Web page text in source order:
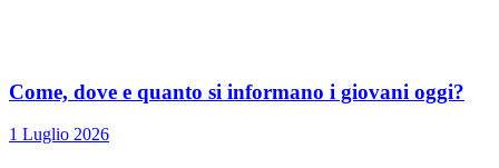
Come, dove e quanto si informano i giovani oggi?
1 Luglio 2026